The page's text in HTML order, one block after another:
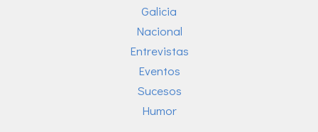
Galicia
Nacional
Entrevistas
Eventos
Sucesos
Humor